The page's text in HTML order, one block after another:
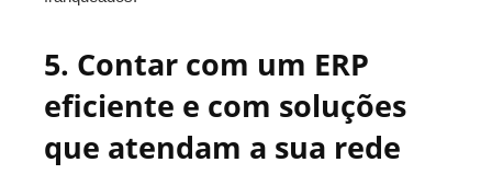
5. Contar com um ERP
eficiente e com soluções
que atendam a sua rede